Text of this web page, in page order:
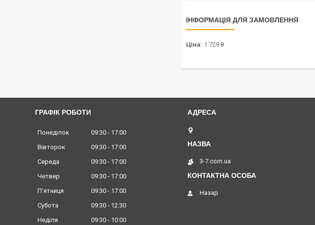
ІНФОРМАЦІЯ ДЛЯ ЗАМОВЛЕННЯ
Ціна: 1 729 ₴
ГРАФІК РОБОТИ
Понеділок 09:30
17:00
Вівторок
09:30
17:00
Середа
09:30
17:00
Четвер
09:30
17:00
Пʼятниця
09:30
17:00
Субота
09:30
12:30
Неділя
09:30 10:00
3-7.com.ua
Назар